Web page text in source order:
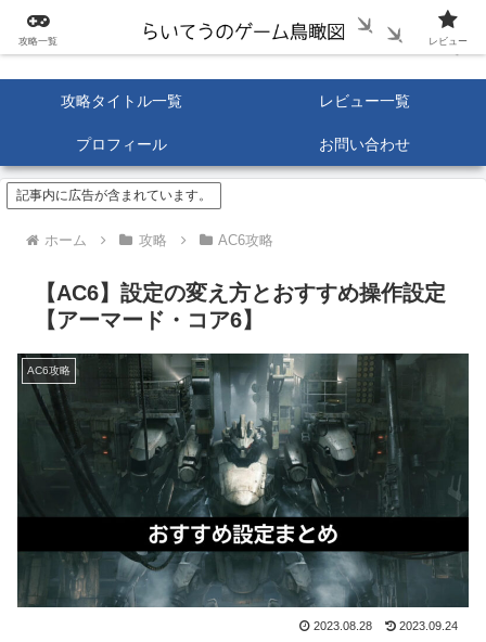
攻略タイトル一覧 レビュー一覧
プロフィール お問い合わせ
記事内に広告が含まれています。
ホーム 攻略 AC6攻略
【AC6】設定の変え方とおすすめ操作設定
【アーマード・コア6】
AC6攻略
2023.08.28 2023.09.24
攻略一覧 レビュー